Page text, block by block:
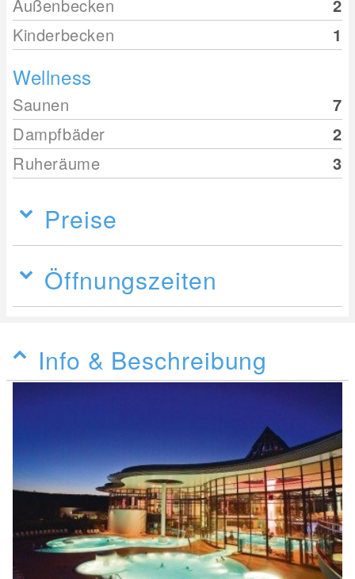
Außenbecken
2
Kinderbecken
1
Wellness
Saunen
7
Dampfbäder
2
Ruheräume
3
Preise
Öffnungszeiten
Info & Beschreibung